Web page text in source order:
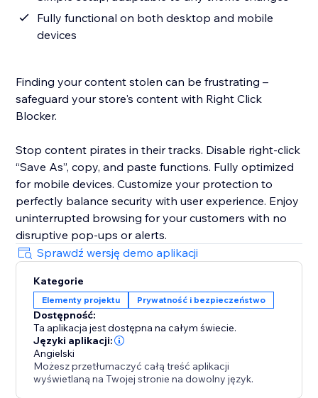
Fully functional on both desktop and mobile
devices
Finding your content stolen can be frustrating –
safeguard your store's content with Right Click
Blocker.
Stop content pirates in their tracks. Disable right-click
“Save As”, copy, and paste functions. Fully optimized
for mobile devices. Customize your protection to
perfectly balance security with user experience. Enjoy
uninterrupted browsing for your customers with no
disruptive pop-ups or alerts.
Sprawdź wersję demo aplikacji
Kategorie
Elementy projektu Prywatność i bezpieczeństwo
Dostępność:
Ta aplikacja jest dostępna na całym świecie.
Języki aplikacji:
Angielski
Możesz przetłumaczyć całą treść aplikacji
wyświetlaną na Twojej stronie na dowolny język.